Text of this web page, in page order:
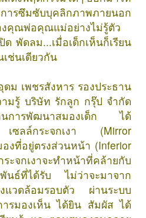
รซึมซับบุคลิกภาพภายนอก
คุณพ่อคุณแม่อย่างไม่รู้ตัว
พัดลม...เมื่อเด็กเห็นก็เรียน
ช่นเดียวกัน
เพชรสังหาร รองประธาน
มรู้ บริษัท รักลูก กรุ๊ป จำกัด
นการพัฒนาสมองเด็ก ได้
ซลล์กระจกเงา (Mirror
งที่อยู่ตรงส่วนหน้า (Inferior
ระจกเงาจะทำหน้าที่คล้ายกับ
นธ์ที่ได้รับ ไม่ว่าจะมาจาก
ดล้อมรอบตัว ผ่านระบบ
รมองเห็น ได้ยิน สัมผัส ได้